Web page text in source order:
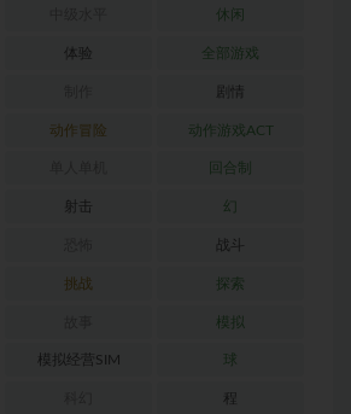
休闲
体验 全部游戏
剧情
动作冒险 动作游戏ACT
回合制
射击 幻
战斗
挑战 探索
模拟
模拟经营SIM 球
程